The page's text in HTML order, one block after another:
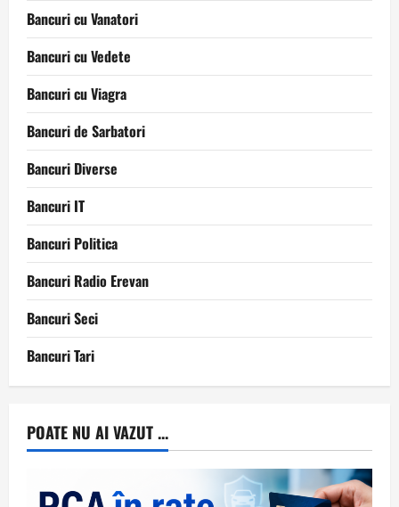
Bancuri cu Vanatori
Bancuri cu Vedete
Bancuri cu Viagra
Bancuri de Sarbatori
Bancuri Diverse
Bancuri IT
Bancuri Politica
Bancuri Radio Erevan
Bancuri Seci
Bancuri Tari
POATE NU AI VAZUT ...